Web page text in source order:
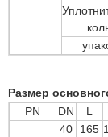
Размер
PN
DN L
40 165